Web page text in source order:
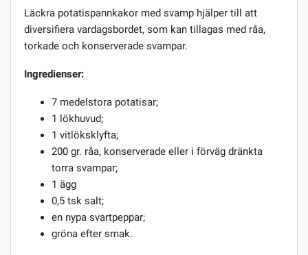
Läckra potatispannkakor med svamp hjälper till att
diversifiera vardagsbordet, som kan tillagas med råa,
torkade och konserverade svampar.
Ingredienser:
7 medelstora potatisar;
1 lökhuvud;
1 vitlöksklyfta;
200 gr. råa, konserverade eller i förväg dränkta
torra svampar;
1 ägg
0,5 tsk salt;
en nypa svartpeppar;
gröna efter smak.